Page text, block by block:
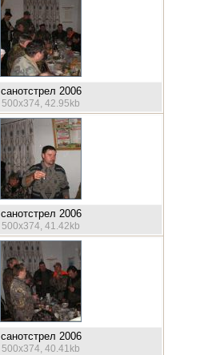
санотстрел 2006
500x374, 42.95kb
санотстрел 2006
500x374, 41.42kb
санотстрел 2006
500x374, 40.41kb